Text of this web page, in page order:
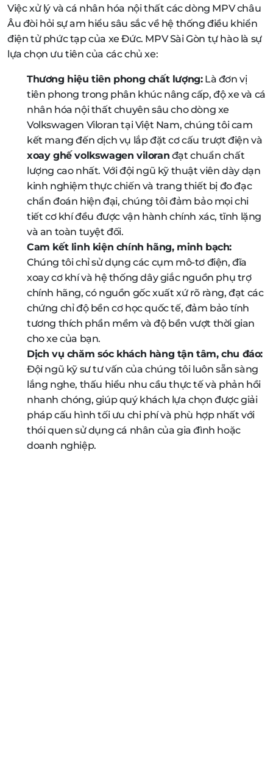
Việc xử lý và cá nhân hóa nội thất các dòng MPV châu
Âu đòi hỏi sự am hiểu sâu sắc về hệ thống điều khiển
điện tử phức tạp của xe Đức. MPV Sài Gòn tự hào là sự
lựa chọn ưu tiên của các chủ xe:
Thương hiệu tiên phong chất lượng:Là đơn vị
tiên phong trong phân khúc nâng cấp, độ xe và cá
nhân hóa nội thất chuyên sâu cho dòng xe
Volkswagen Viloran tại Việt Nam, chúng tôi cam
kết mang đến dịch vụ lắp đặt cơ cấu trượt điện và
xoay ghế volkswagen viloran đạt chuẩn chất
lượng cao nhất. Với đội ngũ kỹ thuật viên dày dạn
kinh nghiệm thực chiến và trang thiết bị đo đạc
chẩn đoán hiện đại, chúng tôi đảm bảo mọi chi
tiết cơ khí đều được vận hành chính xác, tĩnh lặng
và an toàn tuyệt đối.
Cam kết linh kiện chính hãng, minh bạch:
Chúng tôi chỉ sử dụng các cụm mô-tơ điện, đĩa
xoay cơ khí và hệ thống dây giắc nguồn phụ trợ
chính hãng, có nguồn gốc xuất xứ rõ ràng, đạt các
chứng chỉ độ bền cơ học quốc tế, đảm bảo tính
tương thích phần mềm và độ bền vượt thời gian
cho xe của bạn.
Dịch vụ chăm sóc khách hàng tận tâm, chu đáo:
Đội ngũ kỹ sư tư vấn của chúng tôi luôn sẵn sàng
lắng nghe, thấu hiểu nhu cầu thực tế và phản hồi
nhanh chóng, giúp quý khách lựa chọn được giải
pháp cấu hình tối ưu chi phí và phù hợp nhất với
thói quen sử dụng cá nhân của gia đình hoặc
doanh nghiệp.